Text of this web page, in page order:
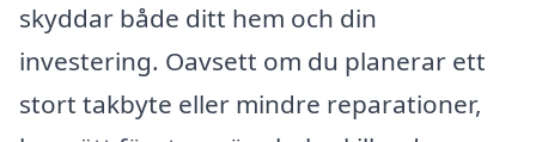
skyddar både ditt hem och din
investering. Oavsett om du planerar ett
stort takbyte eller mindre reparationer,